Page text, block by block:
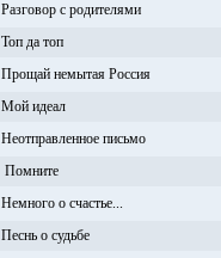
Разговор с родителями
Топ да топ
Прощай немытая Россия
Мой идеал
Неотправленное письмо
Помните
Немного о счастье...
Песнь о судьбе